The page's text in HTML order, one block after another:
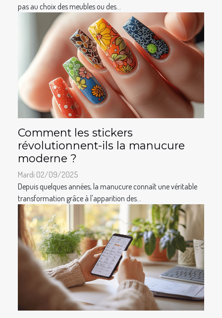
pas au choix des meubles ou des...
Comment les stickers
révolutionnent-ils la manucure
moderne ?
Mardi 02/09/2025
Depuis quelques années, la manucure connaît une véritable
transformation grâce à l'apparition des...